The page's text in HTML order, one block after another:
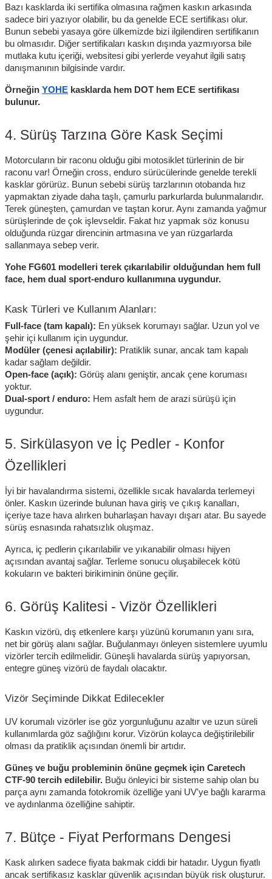
Bazı kasklarda iki sertifika olmasına rağmen kaskın arkasında
sadece biri yazıyor olabilir, bu da genelde ECE sertifikası olur.
Bunun sebebi yasaya göre ülkemizde bizi ilgilendiren sertifikanın
bu olmasıdır. Diğer sertifikaları kaskın dışında yazmıyorsa bile
mutlaka kutu içeriği, websitesi gibi yerlerde veyahut ilgili satış
danışmanının bilgisinde vardır.
Örneğin YOHE kasklarda hem DOT hem ECE sertifikası
bulunur.
4. Sürüş Tarzına Göre Kask Seçimi
Motorcuların bir raconu olduğu gibi motosiklet türlerinin de bir
raconu var! Örneğin cross, enduro sürücülerinde genelde terekli
kasklar görürüz. Bunun sebebi sürüş tarzlarının otobanda hız
yapmaktan ziyade daha taşlı, çamurlu parkurlarda bulunmalarıdır.
Terek güneşten, çamurdan ve taştan korur. Aynı zamanda yağmur
sürüşlerinde de çok işlevseldir. Fakat hız yapmak söz konusu
olduğunda rüzgar direncinin artmasına ve yan rüzgarlarda
sallanmaya sebep verir.
Yohe FG601 modelleri terek çıkarılabilir olduğundan hem full
face, hem dual sport-enduro kullanımına uygundur.
Kask Türleri ve Kullanım Alanları:
Full-face (tam kapalı): En yüksek korumayı sağlar. Uzun yol ve
şehir içi kullanım için uygundur.
Modüler (çenesi açılabilir): Pratiklik sunar, ancak tam kapalı
kadar sağlam değildir.
Open-face (açık): Görüş alanı geniştir, ancak çene koruması
yoktur.
Dual-sport / enduro: Hem asfalt hem de arazi sürüşü için
uygundur.
5. Sirkülasyon ve İç Pedler - Konfor
Özellikleri
İyi bir havalandırma sistemi, özellikle sıcak havalarda terlemeyi
önler. Kaskın üzerinde bulunan hava giriş ve çıkış kanalları,
içeriye taze hava alırken buharlaşan havayı dışarı atar. Bu sayede
sürüş esnasında rahatsızlık oluşmaz.
Ayrıca, iç pedlerin çıkarılabilir ve yıkanabilir olması hijyen
açısından avantaj sağlar. Terleme sonucu oluşabilecek kötü
kokuların ve bakteri birikiminin önüne geçilir.
6. Görüş Kalitesi - Vizör Özellikleri
Kaskın vizörü, dış etkenlere karşı yüzünü korumanın yanı sıra,
net bir görüş alanı sağlar. Buğulanmayı önleyen sistemlere uyumlu
vizörler tercih edilmelidir. Güneşli havalarda sürüş yapıyorsan,
entegre güneş vizörü de faydalı olacaktır.
Vizör Seçiminde Dikkat Edilecekler
UV korumalı vizörler ise göz yorgunluğunu azaltır ve uzun süreli
kullanımlarda göz sağlığını korur. Vizörün kolayca değiştirilebilir
olması da pratiklik açısından önemli bir artıdır.
Güneş ve buğu probleminin önüne geçmek için Caretech
CTF-90 tercih edilebilir. Buğu önleyici bir sisteme sahip olan bu
parça aynı zamanda fotokromik özelliğe yani UV'ye bağlı kararma
ve aydınlanma özelliğine sahiptir.
7. Bütçe - Fiyat Performans Dengesi
Kask alırken sadece fiyata bakmak ciddi bir hatadır. Uygun fiyatlı
ancak sertifikasız kasklar güvenlik açısından büyük risk oluşturur.